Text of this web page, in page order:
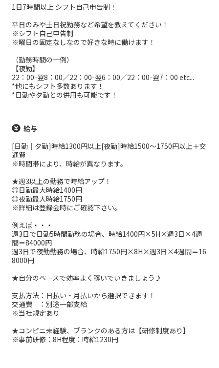
1日7時間以上 シフト自己申告制！
平日のみや土日祝勤務など希望を教えてください！
※シフト自己申告制
※曜日の固定なしなので好きな時に働けます！
（勤務時間の一例）
【夜勤】
22：00-翌8：00／22：00-翌6：00／22：00-翌7：00 etc...
*他にもシフト多数あります！
*日勤や夕勤との併用も可能です！
給与
[日勤｜夕勤]時給1300円以上[夜勤]時給1500～1750円以上＋交
通費
※時間帯により、時給が異なります。
★週3以上の勤務で時給アップ！
◎日勤最大時給1400円
◎夜勤最大時給1750円
※詳細は登録会時にご確認下さい。
例えば・・・
週3日で日勤5時間勤務の場合、時給1400円×5H×週3日×4週
間＝84000円
週3日で夜勤勤務の場合、時給1750円×8H×週3日×4週間＝16
8000円
★自分のペースで効率よく稼いでいきましょう♪
支払方法：日払い・月払いから選択できます！
交通費 ：別途一部支給
※当社規定あり
★コンビニ未経験、ブランクのある方は【研修制度あり】
※事前研修：8H程度：時給1230円